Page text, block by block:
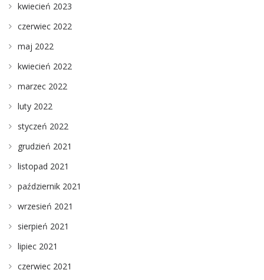
kwiecień 2023
czerwiec 2022
maj 2022
kwiecień 2022
marzec 2022
luty 2022
styczeń 2022
grudzień 2021
listopad 2021
październik 2021
wrzesień 2021
sierpień 2021
lipiec 2021
czerwiec 2021